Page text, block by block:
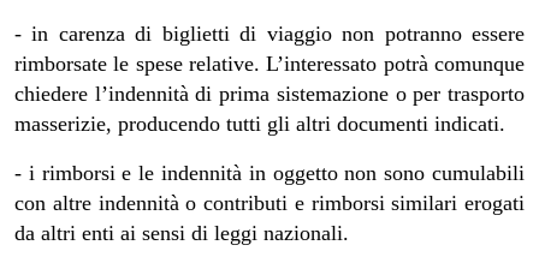
- in carenza di biglietti di viaggio non potranno essere
rimborsate le spese relative. L’interessato potrà comunque
chiedere l’indennità di prima sistemazione o per trasporto
masserizie, producendo tutti gli altri documenti indicati.
- i rimborsi e le indennità in oggetto non sono cumulabili
con altre indennità o contributi e rimborsi similari erogati
da altri enti ai sensi di leggi nazionali.